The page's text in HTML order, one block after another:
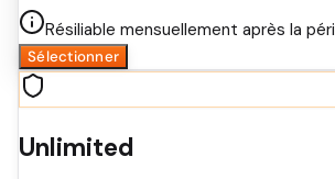
Résiliable mensuellement après la
Sélectionner
Unlimited